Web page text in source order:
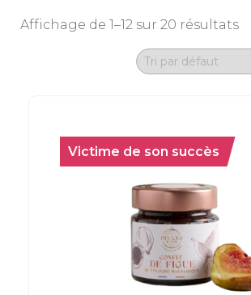
Affichage de 1–12 sur 20 résultats
Victime de son succès